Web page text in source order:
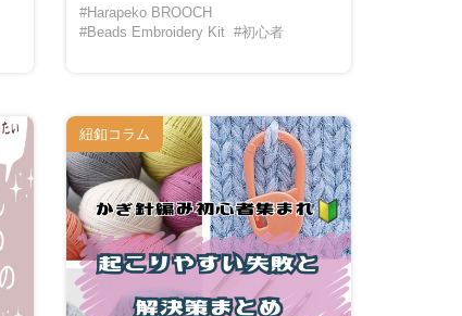
#Harapeko BROOCH
#Beads Embroidery Kit #初心者
紐釦コラム